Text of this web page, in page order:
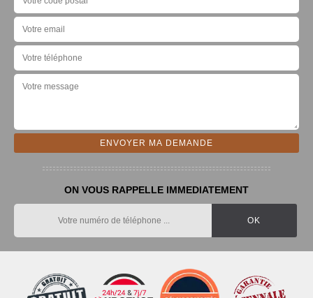
ON VOUS RAPPELLE IMMEDIATEMENT